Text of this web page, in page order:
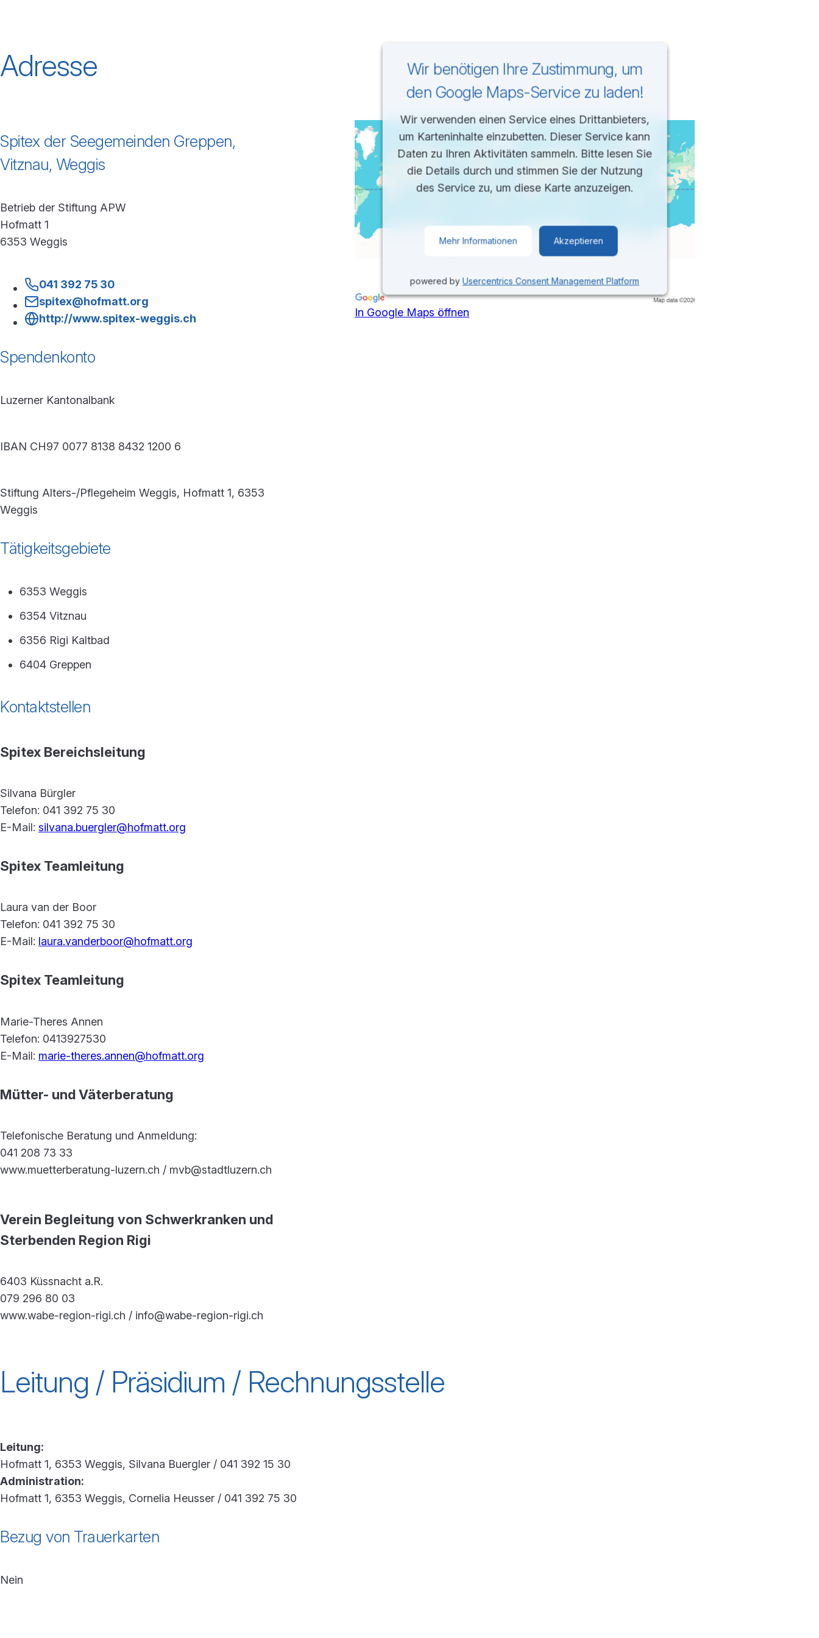
Adresse
Spitex der Seegemeinden Greppen,
Vitznau, Weggis
Betrieb der Stiftung APW
Hofmatt 1
6353 Weggis
041 392 75 30
spitex@hofmatt.org
http://www.spitex-weggis.ch
Spendenkonto
Luzerner Kantonalbank
IBAN CH97 0077 8138 8432 1200 6
Stiftung Alters-/Pflegeheim Weggis, Hofmatt 1, 6353
Weggis
Tätigkeitsgebiete
6353 Weggis
6354 Vitznau
6356 Rigi Kaltbad
6404 Greppen
Kontaktstellen
Spitex Bereichsleitung
Silvana Bürgler
Telefon: 041 392 75 30
E-Mail: silvana.buergler@hofmatt.org
Spitex Teamleitung
Laura van der Boor
Telefon: 041 392 75 30
E-Mail: laura.vanderboor@hofmatt.org
Spitex Teamleitung
Marie-Theres Annen
Telefon: 0413927530
E-Mail: marie-theres.annen@hofmatt.org
Mütter- und Väterberatung
Telefonische Beratung und Anmeldung:
041 208 73 33
www.muetterberatung-luzern.ch / mvb@stadtluzern.ch
Verein Begleitung von Schwerkranken und
Sterbenden Region Rigi
6403 Küssnacht a.R.
079 296 80 03
www.wabe-region-rigi.ch / info@wabe-region-rigi.ch
Wir benötigen Ihre Zustimmung, um
den Google Maps-Service zu laden!
Wir verwenden einen Service eines Drittanbieters,
um Karteninhalte einzubetten. Dieser Service kann
Daten zu Ihren Aktivitäten sammeln. Bitte lesen Sie
die Details durch und stimmen Sie der Nutzung
des Service zu, um diese Karte anzuzeigen.
Mehr Informationen Akzeptieren
powered by Usercentrics Consent Management Platform
In Google Maps öffnen
Leitung / Präsidium / Rechnungsstelle
Leitung:
Hofmatt 1, 6353 Weggis, Silvana Buergler / 041 392 15 30
Administration:
Hofmatt 1, 6353 Weggis, Cornelia Heusser / 041 392 75 30
Bezug von Trauerkarten
Nein